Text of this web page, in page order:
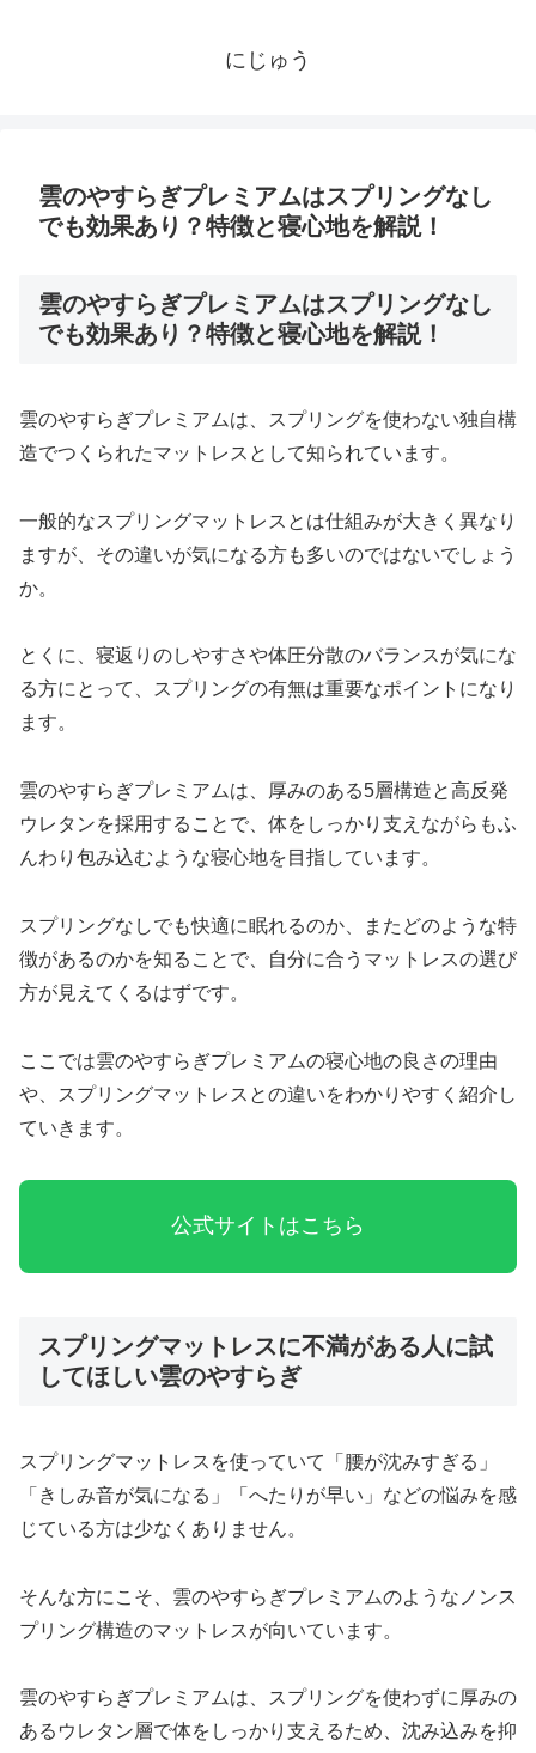
にじゅう
雲のやすらぎプレミアムはスプリングなし
でも効果あり？特徴と寝心地を解説！
雲のやすらぎプレミアムはスプリングなし
でも効果あり？特徴と寝心地を解説！
雲のやすらぎプレミアムは、スプリングを使わない独自構
造でつくられたマットレスとして知られています。
一般的なスプリングマットレスとは仕組みが大きく異なり
ますが、その違いが気になる方も多いのではないでしょう
か。
とくに、寝返りのしやすさや体圧分散のバランスが気にな
る方にとって、スプリングの有無は重要なポイントになり
ます。
雲のやすらぎプレミアムは、厚みのある5層構造と高反発
ウレタンを採用することで、体をしっかり支えながらもふ
んわり包み込むような寝心地を目指しています。
スプリングなしでも快適に眠れるのか、またどのような特
徴があるのかを知ることで、自分に合うマットレスの選び
方が見えてくるはずです。
ここでは雲のやすらぎプレミアムの寝心地の良さの理由
や、スプリングマットレスとの違いをわかりやすく紹介し
ていきます。
公式サイトはこちら
スプリングマットレスに不満がある人に試
してほしい雲のやすらぎ
スプリングマットレスを使っていて「腰が沈みすぎる」
「きしみ音が気になる」「へたりが早い」などの悩みを感
じている方は少なくありません。
そんな方にこそ、雲のやすらぎプレミアムのようなノンス
プリング構造のマットレスが向いています。
雲のやすらぎプレミアムは、スプリングを使わずに厚みの
あるウレタン層で体をしっかり支えるため、沈み込みを抑